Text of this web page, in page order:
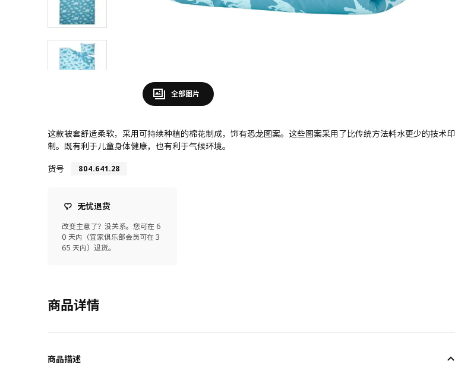
全部图片
这款被套舒适柔软，采用可持续种植的棉花制成，饰有恐龙图案。这些图案采用了比传统方法耗水更少的技术印
制。既有利于儿童身体健康，也有利于气候环境。
货号
804.641.28
无忧退货
改变主意了？没关系。您可在 6
0 天内（宜家俱乐部会员可在 3
65 天内）退货。
商品详情
商品描述